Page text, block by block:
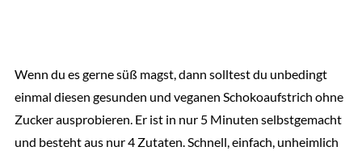
Wenn du es gerne süß magst, dann solltest du unbedingt
einmal diesen gesunden und veganen Schokoaufstrich ohne
Zucker ausprobieren. Er ist in nur 5 Minuten selbstgemacht
und besteht aus nur 4 Zutaten. Schnell, einfach, unheimlich